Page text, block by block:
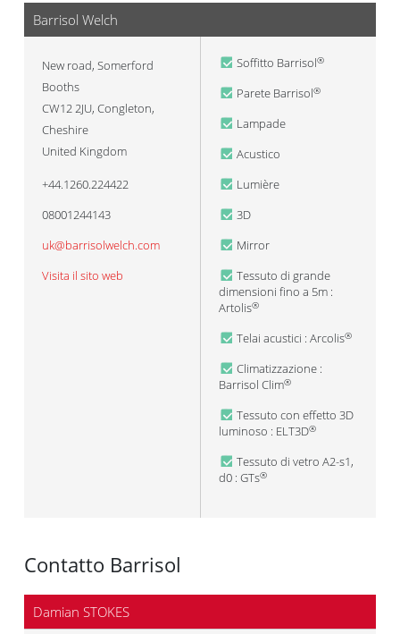
Barrisol Welch
New road, Somerford
Booths
CW12 2JU, Congleton,
Cheshire
United Kingdom
+44.1260.224422
08001244143
uk@barrisolwelch.com
Visita il sito web
Soffitto Barrisol®
Parete Barrisol®
Lampade
Acustico
Lumière
3D
Mirror
Tessuto di grande
dimensioni fino a 5m :
Artolis®
Telai acustici : Arcolis®
Climatizzazione :
Barrisol Clim®
Tessuto con effetto 3D
luminoso : ELT3D®
Tessuto di vetro A2-s1,
d0 : GTs®
Contatto Barrisol
Damian STOKES